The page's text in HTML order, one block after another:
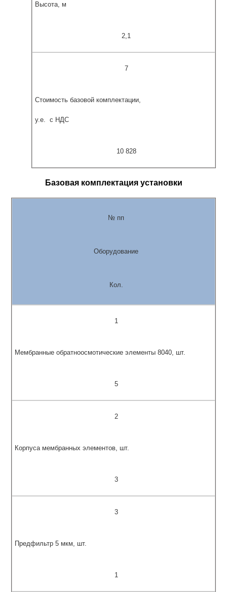
Высота, м
2,1
7
Стоимость базовой комплектации,
у.е. с НДС
10 828
Базовая комплектация установки
№ пп
Оборудование
Кол.
1
Мембранные обратноосмотические элементы 8040, шт.
5
2
Корпуса мембранных элементов, шт.
3
3
Предфильтр 5 мкм, шт.
1